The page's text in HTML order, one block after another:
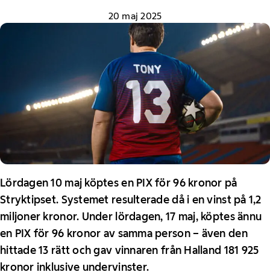
20 maj 2025
Lördagen 10 maj köptes en PIX för 96 kronor på
Stryktipset. Systemet resulterade då i en vinst på 1,2
miljoner kronor. Under lördagen, 17 maj, köptes ännu
en PIX för 96 kronor av samma person – även den
hittade 13 rätt och gav vinnaren från Halland 181 925
kronor inklusive undervinster.